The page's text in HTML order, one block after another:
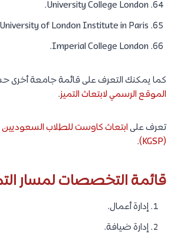
University College London.
​​University of London Institute in Paris.
Imperial College London.
كما يمكنك التعرف على قائمة جامعة
الموقع الرسمي لابتعاث التميز.
تعرف علىابتعاث كاوست للطلاب السعوديين
(KGSP)
.
قائمة التخصصات لمسار
إدارة أعمال.
إدارة ضيافة.